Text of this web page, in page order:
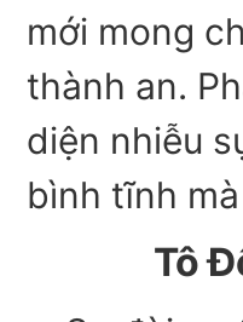
mới mong
thành an.
diện nhiễu
bình tĩnh
Tô